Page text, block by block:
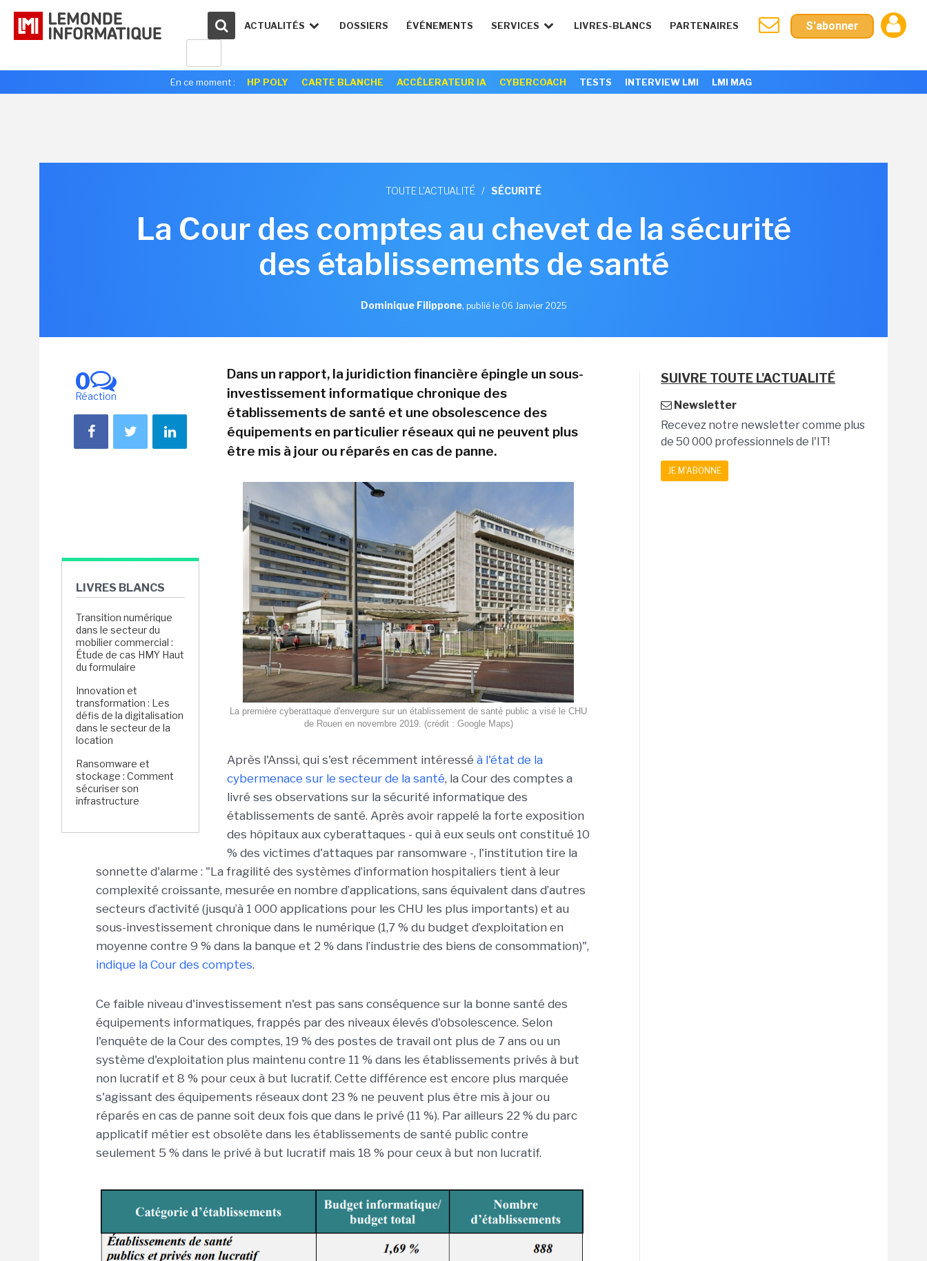
ACTUALITÉS DOSSIERS ÉVÉNEMENTS SERVICES LIVRES-BLANCS PARTENAIRES S'abonner
En ce moment : HP POLY CARTE BLANCHE ACCÉLERATEUR IA CYBERCOACH TESTS INTERVIEW LMI LMI MAG
TOUTE L'ACTUALITÉ / SÉCURITÉ
La Cour des comptes au chevet de la sécurité
des établissements de santé
Dominique Filippone, publié le 06 Janvier 2025
0
Réaction
LIVRES BLANCS
Transition numérique
dans le secteur du
mobilier commercial :
Étude de cas HMY Haut
du formulaire
Innovation et
transformation : Les
défis de la digitalisation
dans le secteur de la
location
Ransomware et
stockage : Comment
sécuriser son
infrastructure
Dans un rapport, la juridiction financière épingle un sous-
investissement informatique chronique des
établissements de santé et une obsolescence des
équipements en particulier réseaux qui ne peuvent plus
être mis à jour ou réparés en cas de panne.
La première cyberattaque d'envergure sur un établissement de santé public a visé le CHU
de Rouen en novembre 2019. (crédit : Google Maps)
Après l'Anssi, qui s'est récemment intéressé à l'état de la
cybermenace sur le secteur de la santé, la Cour des comptes a
livré ses observations sur la sécurité informatique des
établissements de santé. Après avoir rappelé la forte exposition
des hôpitaux aux cyberattaques - qui à eux seuls ont constitué 10
% des victimes d'attaques par ransomware -, l'institution tire la
sonnette d'alarme : "La fragilité des systèmes d’information hospitaliers tient à leur
complexité croissante, mesurée en nombre d’applications, sans équivalent dans d’autres
secteurs d’activité (jusqu’à 1 000 applications pour les CHU les plus importants) et au
sous-investissement chronique dans le numérique (1,7 % du budget d’exploitation en
moyenne contre 9 % dans la banque et 2 % dans l’industrie des biens de consommation)",
indique la Cour des comptes.
Ce faible niveau d'investissement n'est pas sans conséquence sur la bonne santé des
équipements informatiques, frappés par des niveaux élevés d'obsolescence. Selon
l'enquête de la Cour des comptes, 19 % des postes de travail ont plus de 7 ans ou un
système d'exploitation plus maintenu contre 11 % dans les établissements privés à but
non lucratif et 8 % pour ceux à but lucratif. Cette différence est encore plus marquée
s'agissant des équipements réseaux dont 23 % ne peuvent plus être mis à jour ou
réparés en cas de panne soit deux fois que dans le privé (11 %). Par ailleurs 22 % du parc
applicatif métier est obsolète dans les établissements de santé public contre
seulement 5 % dans le privé à but lucratif mais 18 % pour ceux à but non lucratif.
SUIVRE TOUTE L'ACTUALITÉ
Newsletter
Recevez notre newsletter comme plus
de 50 000 professionnels de l'IT!
JE M'ABONNE